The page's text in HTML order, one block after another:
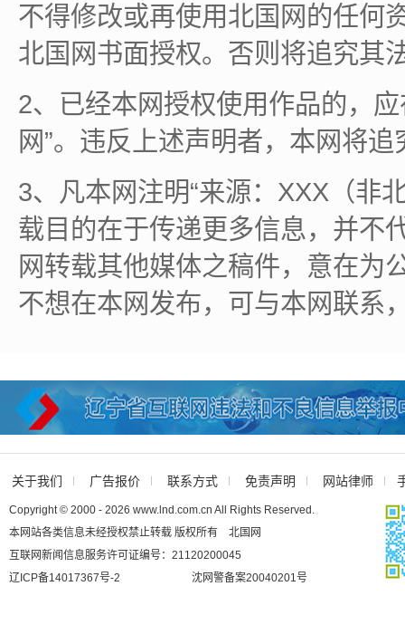
不得修改或再使用北国网的任何
北国网书面授权。否则将追究其
2、已经本网授权使用作品的，
网”。违反上述声明者，本网将
3、凡本网注明“来源：XXX（非
载目的在于传递更多信息，并不
网转载其他媒体之稿件，意在为
不想在本网发布，可与本网联系
关于我们 广告报价 联系方式 免责声明 网站律师
Copyright © 2000 - 2026 www.lnd.com.cn All Rights Reserved.
本网站各类信息未经授权禁止转载 版权所有 北国网
互联网新闻信息服务许可证编号：21120200045
辽ICP备14017367号-2
沈网警备案20040201号